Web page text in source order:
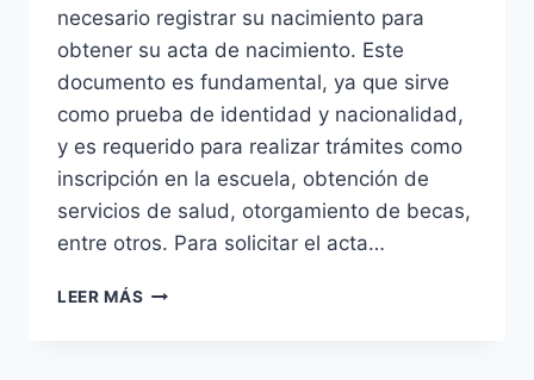
necesario registrar su nacimiento para
obtener su acta de nacimiento. Este
documento es fundamental, ya que sirve
como prueba de identidad y nacionalidad,
y es requerido para realizar trámites como
inscripción en la escuela, obtención de
servicios de salud, otorgamiento de becas,
entre otros. Para solicitar el acta…
LEER MÁS ¿CÓMO